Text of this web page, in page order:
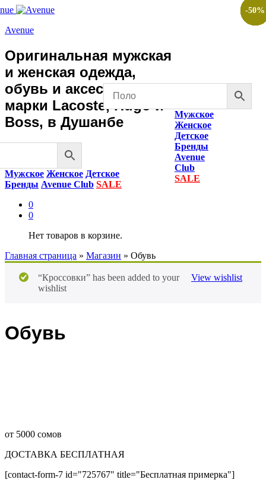
Avenue
Оригинальная мужская
и женская одежда,
обувь и аксессуары
марки Lacoste, Hugo и
Boss, в Душанбе
Мужское Женское Детское
Бренды Avenue Club SALE
0
0
Нет товаров в корзине.
Мужское
Женское
Детское
Бренды
Avenue
Club
SALE
Главная страница » Магазин » Обувь
View wishlist
“Кроссовки” has been added to your
wishlist
Обувь
от 5000 сомов
ДОСТАВКА БЕСПЛАТНАЯ
[contact-form-7 id="725767" title="Бесплатная примерка"]
-50%
-50%
-50%
-50%
-50%
-50%
-50%
-50%
-50%
-50%